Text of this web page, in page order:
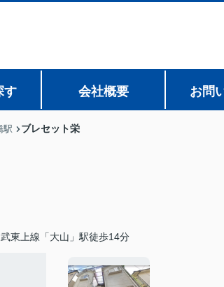
す 会社概要 お問
駅 ブレセット栄
東上線「大山」駅徒歩14分